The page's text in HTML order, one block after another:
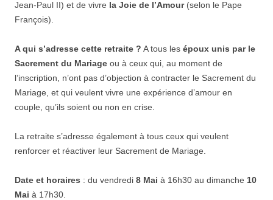
Jean-Paul II) et de vivre la Joie de l’Amour(selon le Pape
François).
A qui s’adresse cette retraite ? A tous les époux unis par le
Sacrement du Mariage ou à ceux qui, au moment de
l’inscription, n’ont pas d’objection à contracter le Sacrement du
Mariage, et qui veulent vivre une expérience d’amour en
couple, qu’ils soient ou non en crise.
La retraite s’adresse également à tous ceux qui veulent
renforcer et réactiver leur Sacrement de Mariage.
Date et horaires : du vendredi 8 Mai à 16h30 au dimanche 10
Mai à 17h30.